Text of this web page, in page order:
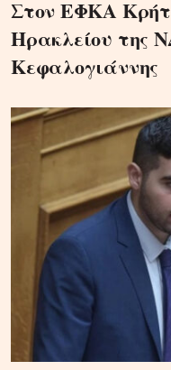
Στον ΕΦΚΑ
Ηρακλείου της
Κεφαλογιάννης